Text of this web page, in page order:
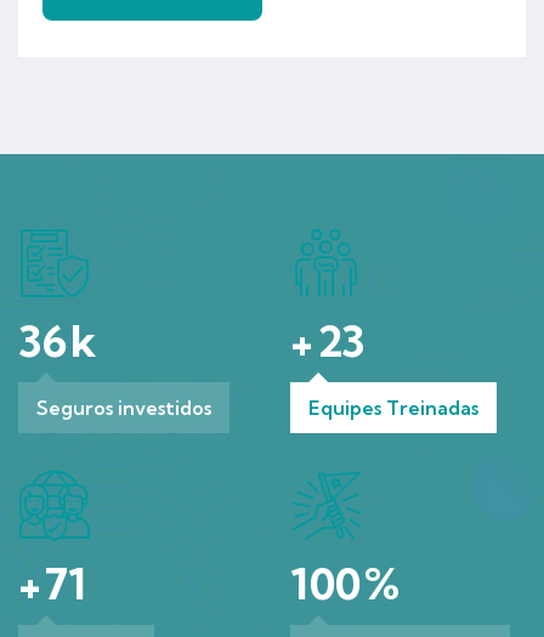
36k
Seguros investidos
+23
Equipes Treinadas
+71 100%